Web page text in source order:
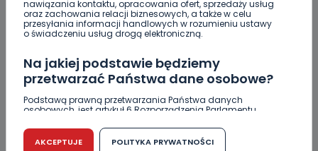
nawiązania kontaktu, opracowania ofert, sprzedaży usług
oraz zachowania relacji biznesowych, a także w celu
przesyłania informacji handlowych w rozumieniu ustawy
o świadczeniu usług drogą elektroniczną.
Na jakiej podstawie będziemy
przetwarzać Państwa dane osobowe?
Podstawą prawną przetwarzania Państwa danych
osobowych, jest artykuł 6 Rozporządzenia Parlamentu
r. w sprawie ochrony osób fizycznych w związku z
przetwarzaniem danych osobowych w sprawie
AKCEPTUJE POLITYKA PRYWATNOŚCI
ZOBACZ TAKŻE
08.08.2026 12:08
08.08.2026 08:55